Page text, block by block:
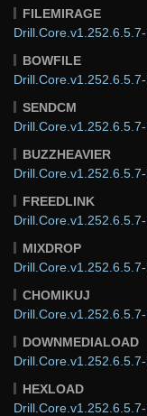
FILEMIRAGE
BOWFILE
SENDCM
BUZZHEAVIER
FREEDLINK
MIXDROP
CHOMIKUJ
DOWNMEDIALOAD
HEXLOAD